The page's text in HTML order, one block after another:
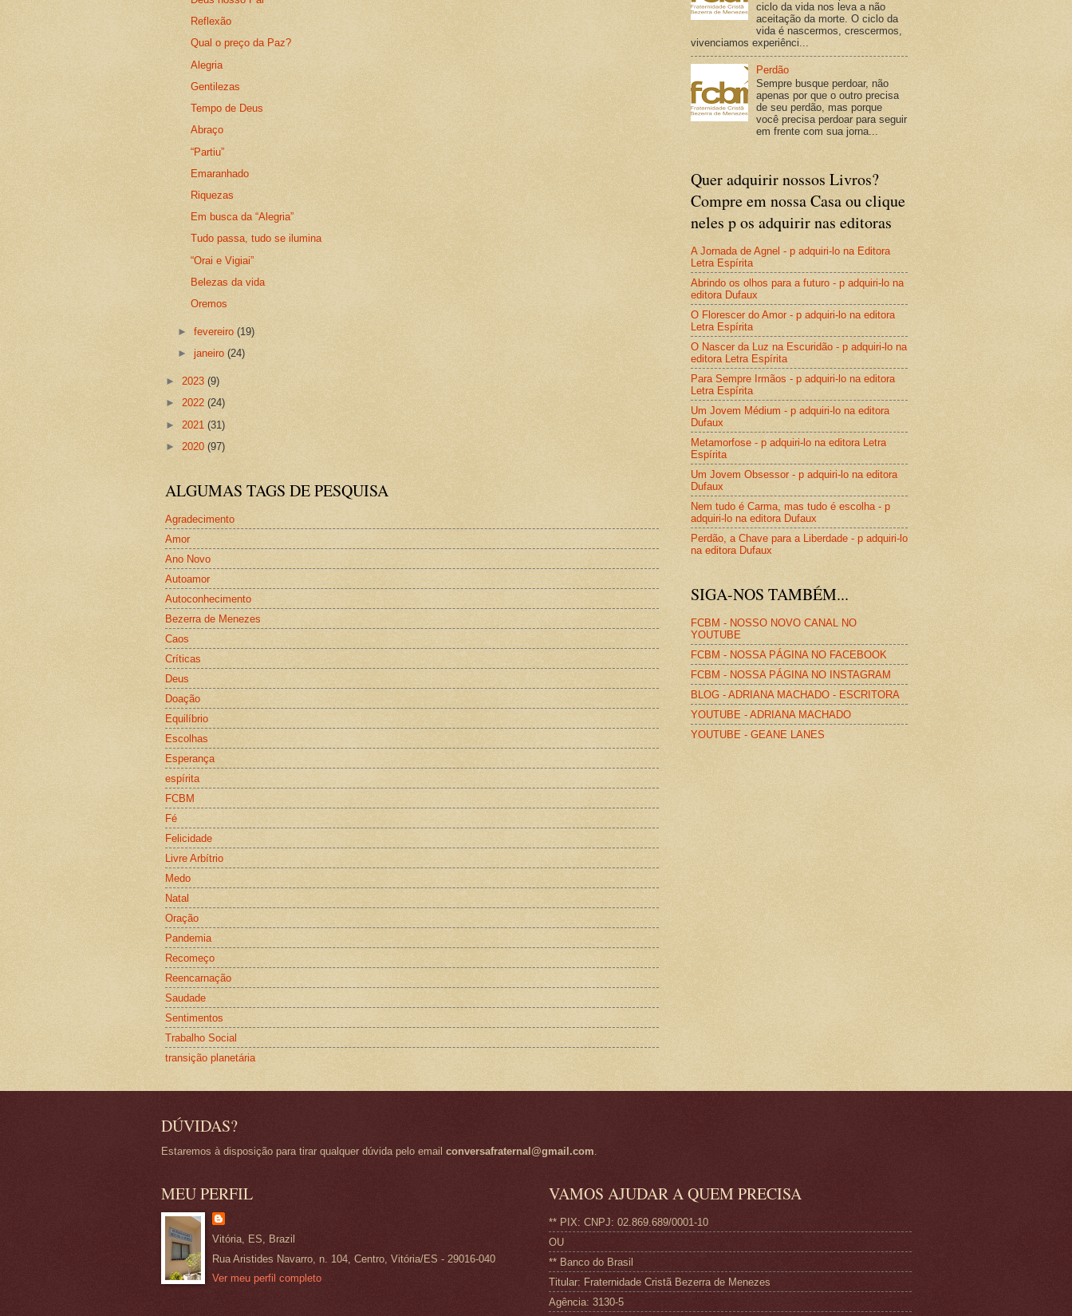
Reflexão
Qual o preço da Paz?
Alegria
Gentilezas
Tempo de Deus
Abraço
“Partiu”
Emaranhado
Riquezas
Em busca da “Alegria”
Tudo passa, tudo se ilumina
“Orai e Vigiai”
Belezas da vida
Oremos
► fevereiro (19)
► janeiro (24)
► 2023 (9)
► 2022 (24)
► 2021 (31)
► 2020 (97)
ALGUMAS TAGS DE PESQUISA
Agradecimento
Amor
Ano Novo
Autoamor
Autoconhecimento
Bezerra de Menezes
Caos
Críticas
Deus
Doação
Equilíbrio
Escolhas
Esperança
espírita
FCBM
Fé
Felicidade
Livre Arbítrio
Medo
Natal
Oração
Pandemia
Recomeço
Reencarnação
Saudade
Sentimentos
Trabalho Social
transição planetária
ciclo da vida nos leva a não
aceitação da morte. O ciclo da
vida é nascermos, crescermos,
vivenciamos experiênci...
Perdão
Sempre busque perdoar, não
apenas por que o outro precisa
de seu perdão, mas porque
você precisa perdoar para seguir
em frente com sua jorna...
Quer adquirir nossos Livros?
Compre em nossa Casa ou clique
neles p os adquirir nas editoras
A Jornada de Agnel - p adquiri-lo na Editora
Letra Espírita
Abrindo os olhos para a futuro - p adquiri-lo na
editora Dufaux
O Florescer do Amor - p adquiri-lo na editora
Letra Espírita
O Nascer da Luz na Escuridão - p adquiri-lo na
editora Letra Espírita
Para Sempre Irmãos - p adquiri-lo na editora
Letra Espírita
Um Jovem Médium - p adquiri-lo na editora
Dufaux
Metamorfose - p adquiri-lo na editora Letra
Espírita
Um Jovem Obsessor - p adquiri-lo na editora
Dufaux
Nem tudo é Carma, mas tudo é escolha - p
adquiri-lo na editora Dufaux
Perdão, a Chave para a Liberdade - p adquiri-lo
na editora Dufaux
SIGA-NOS TAMBÉM...
FCBM - NOSSO NOVO CANAL NO
YOUTUBE
FCBM - NOSSA PÁGINA NO FACEBOOK
FCBM - NOSSA PÁGINA NO INSTAGRAM
BLOG - ADRIANA MACHADO - ESCRITORA
YOUTUBE - ADRIANA MACHADO
YOUTUBE - GEANE LANES
DÚVIDAS?
Estaremos à disposição para tirar qualquer dúvida pelo email conversafraternal@gmail.com.
MEU PERFIL
Vitória, ES, Brazil
Rua Aristides Navarro, n. 104, Centro, Vitória/ES - 29016-040
Ver meu perfil completo
VAMOS AJUDAR A QUEM PRECISA
** PIX: CNPJ: 02.869.689/0001-10
OU
** Banco do Brasil
Titular: Fraternidade Cristã Bezerra de Menezes
Agência: 3130-5